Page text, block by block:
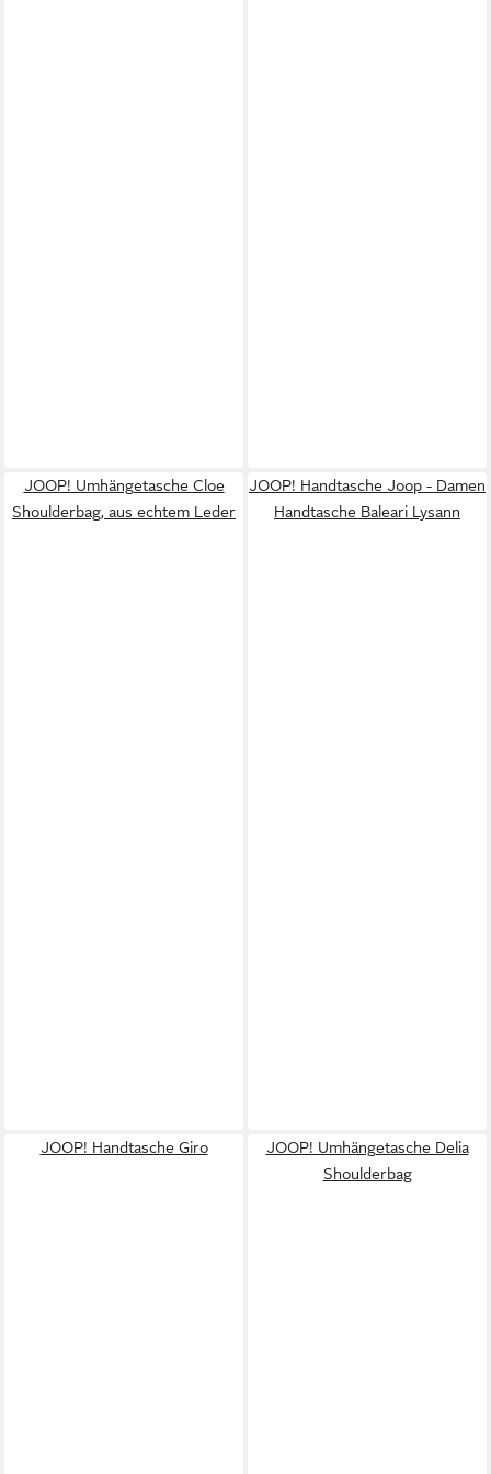
JOOP! Umhängetasche Cloe
Shoulderbag, aus echtem Leder
JOOP! Handtasche Joop - Damen
Handtasche Baleari Lysann
JOOP! Handtasche Giro
JOOP! Umhängetasche Delia
Shoulderbag